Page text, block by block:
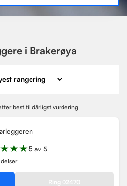
i Brakerøya
best til dårligst vurdering
★★★5 av 5
Ring 02470